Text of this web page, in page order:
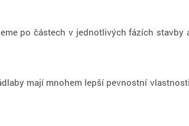
po částech v jednotlivých fázích stavby
mají mnohem lepší pevnostní